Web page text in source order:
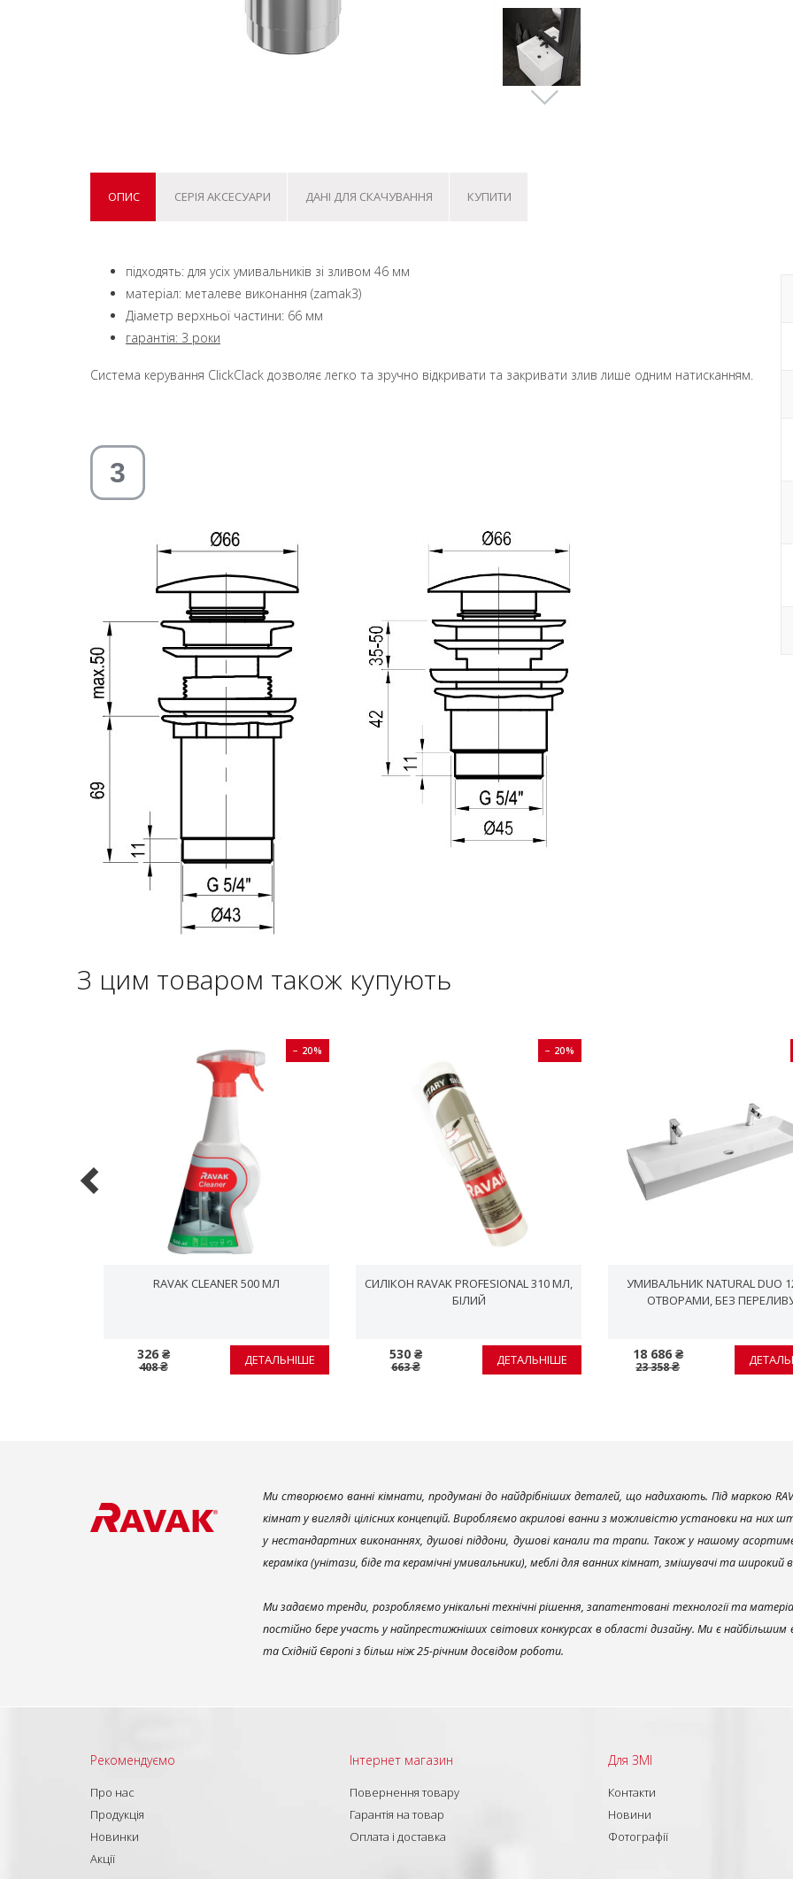
ОПИС СЕРІЯ АКСЕСУАРИ ДАНІ ДЛЯ СКАЧУВАННЯ КУПИТИ
підходять: для усіх умивальників зі зливом 46 мм
матеріал: металеве виконання (zamak3)
Діаметр верхньої частини: 66 мм
гарантія: 3 роки
Система керування ClickClack дозволяє легко та зручно відкривати та закривати злив лише одним натисканням.
З цим товаром також купують
− 20%
RAVAK CLEANER 500 МЛ
326 ₴
408 ₴ ДЕТАЛЬНІШЕ
− 20%
СИЛІКОН RAVAK PROFESIONAL 310 МЛ,
БІЛИЙ
530 ₴
663 ₴ ДЕТАЛЬНІШЕ
УМИВАЛЬНИК NATURAL DUO
ОТВОРАМИ, БЕЗ
18 686 ₴
23 358 ₴
Ми створюємо ванні кімнати, продумані до найдрібніших деталей, що надихають. Під маркою
кімнат у вигляді цілісних концепцій. Виробляємо акрилові ванни з можливістю установки на них
у нестандартних виконаннях, душові піддони, душові канали та трапи. Також у нашому
кераміка (унітази, біде та керамічні умивальники), меблі для ванних кімнат, змішувачі та широкий
Ми задаємо тренди, розробляємо унікальні технічні рішення, запатентовані технології та
постійно бере участь у найпрестижніших світових конкурсах в області дизайну. Ми є
та Східній Європі з більш ніж 25-річним досвідом роботи.
Рекомендуємо
Про нас
Продукція
Новинки
Акції
Інтернет магазин
Повернення товару
Гарантія на товар
Оплата і доставка
Для ЗМІ
Контакти
Новини
Фотографії